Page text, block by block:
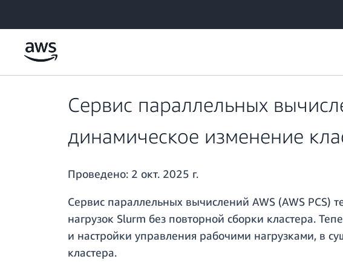
Сервис параллельных
динамическое изменение
Проведено: 2 окт. 2025 г.
Сервис параллельных вычислений AWS (AWS PCS)
нагрузок Slurm без повторной сборки кластера.
и настройки управления рабочими нагрузками, в
кластера.